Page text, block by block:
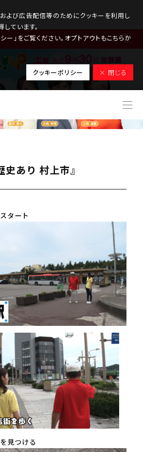
よび広告配信等のためにクッキーを利用し
ています。
ー」をご覧ください。オプトアウトもこちらか
クッキーポリシー × 閉じる
MENU
あり 村上市』
タート
見つける